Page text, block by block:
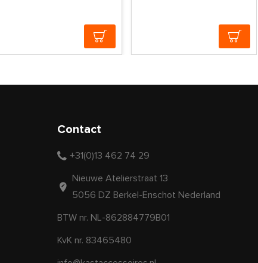
Contact
+31(0)13 462 74 29
Nieuwe Atelierstraat 13
5056 DZ Berkel-Enschot Nederland
BTW nr. NL-862884779B01
KvK nr. 83465480